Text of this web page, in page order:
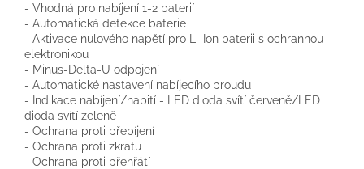
- Vhodná pro nabíjení 1-2 baterií
- Automatická detekce baterie
- Aktivace nulového napětí pro Li-Ion baterii s ochrannou
elektronikou
- Minus-Delta-U odpojení
- Automatické nastavení nabíjecího proudu
- Indikace nabíjení/nabití - LED dioda svítí červeně/LED
dioda svítí zeleně
- Ochrana proti přebíjení
- Ochrana proti zkratu
- Ochrana proti přehřátí